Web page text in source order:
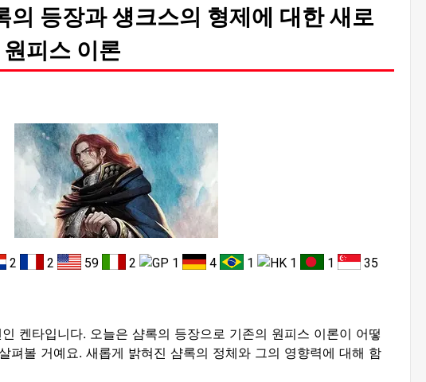
의 등장과 섕크스의 형제에 대한 새로
피스 이론
2 2 59 2 1 4 1 1 1
35
켄타입니다. 오늘은 샴록의 등장으로 기존의 원피스 이론이 어떻
펴볼 거예요. 새롭게 밝혀진 샴록의 정체와 그의 영향력에 대해 함